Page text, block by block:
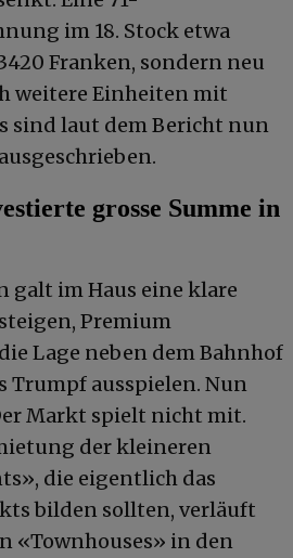
im 18. Stock etwa
Franken, sondern neu
weitere Einheiten mit
sind laut dem Bericht nun
grosse Summe in
galt im Haus eine klare
Premium
Lage neben dem Bahnhof
Trumpf ausspielen. Nun
Markt spielt nicht mit.
der kleineren
die eigentlich das
bilden sollten, verläuft
«Townhouses» in den